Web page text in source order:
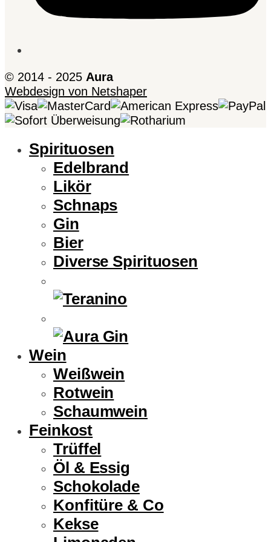
© 2014 - 2025 Aura
Webdesign von Netshaper
Spirituosen
Edelbrand
Likör
Schnaps
Gin
Bier
Diverse Spirituosen
Wein
Weißwein
Rotwein
Schaumwein
Feinkost
Trüffel
Öl & Essig
Schokolade
Konfitüre & Co
Kekse